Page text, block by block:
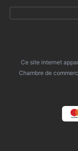
Ce site internet
Chambre de